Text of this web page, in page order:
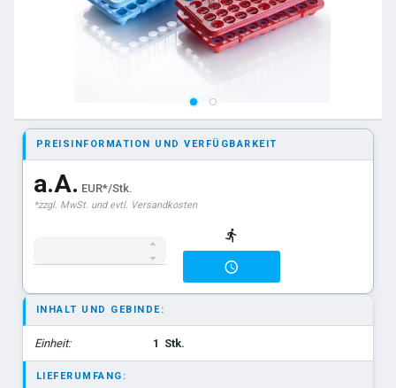
PREISINFORMATION UND VERFÜGBARKEIT
a.A. EUR*/Stk.
*zzgl. MwSt. und evtl. Versandkosten
INHALT UND GEBINDE:
Einheit: 1 Stk.
LIEFERUMFANG: